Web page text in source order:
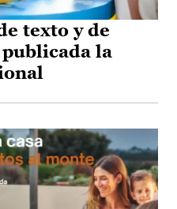
texto y de
la